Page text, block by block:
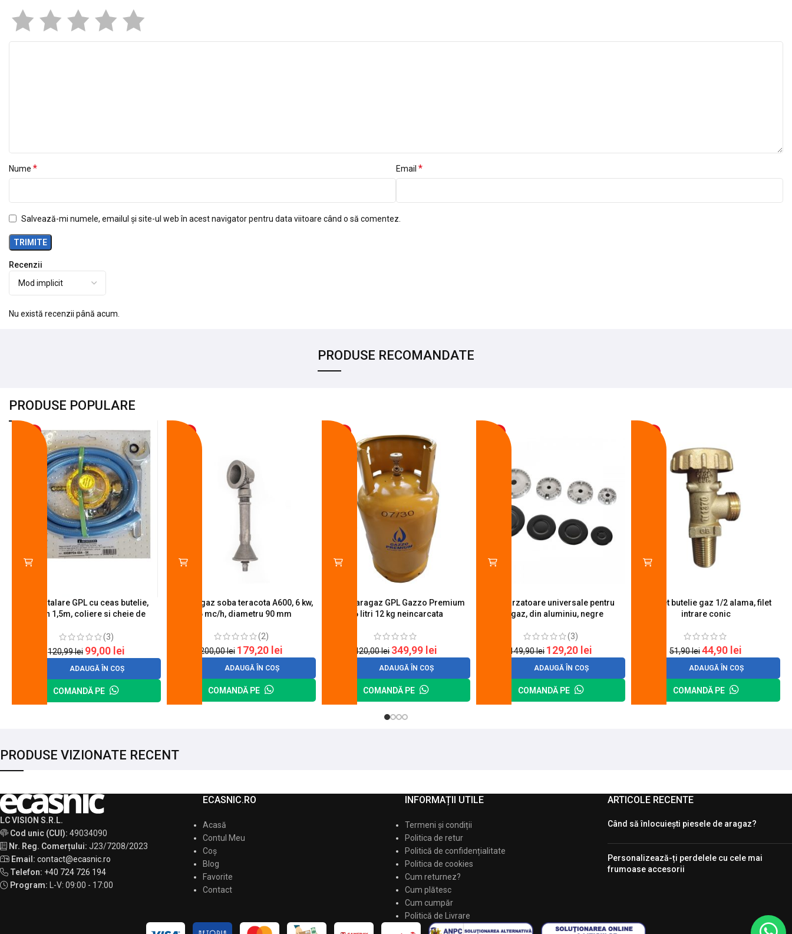
Recenzii
Nu există recenzii până acum.
Nume * Email *
Salvează-mi numele, emailul și site-ul web în acest navigator pentru data viitoare când o să comentez.
PRODUSE RECOMANDATE
PRODUSE POPULARE
Kit instalare GPL cu ceas butelie,
furtun 1,5m, coliere si cheie de
(3)
120,99lei 99,00 lei
ADAUGĂ ÎN COȘ
COMANDĂ PE
Arzator gaz soba teracota A600, 6 kw,
0.6 mc/h, diametru 90 mm
(2)
200,00lei 179,20 lei
ADAUGĂ ÎN COȘ
COMANDĂ PE
Butelie aragaz GPL Gazzo Premium
26 litri 12 kg neincarcata
420,00lei 349,99 lei
ADAUGĂ ÎN COȘ
COMANDĂ PE
Set 4 arzatoare universale pentru
aragaz, din aluminiu, negre
(3)
149,90lei 129,20 lei
ADAUGĂ ÎN COȘ
COMANDĂ PE
Robinet butelie gaz 1/2 alama, filet
intrare conic
51,90lei44,90 lei
ADAUGĂ ÎN COȘ
COMANDĂ PE
PRODUSE VIZIONATE RECENT
LC VISION S.R.L.
Cod unic (CUI): 49034090
Nr. Reg. Comerțului: J23/7208/2023
Email: contact@ecasnic.ro
Telefon: +40 724 726 194
Program:
L-V: 09:00 - 17:00
ECASNIC.RO
Acasă
Contul Meu
Coș
Blog
Favorite
Contact
INFORMAȚII UTILE
Termeni și condiții
Politica de retur
Politică de confidențialitate
Politica de cookies
Cum returnez?
Cum plătesc
Cum cumpăr
Politică de Livrare
ARTICOLE RECENTE
Când să înlocuiești piesele de aragaz?
Personalizează-ți perdelele cu cele mai
frumoase accesorii